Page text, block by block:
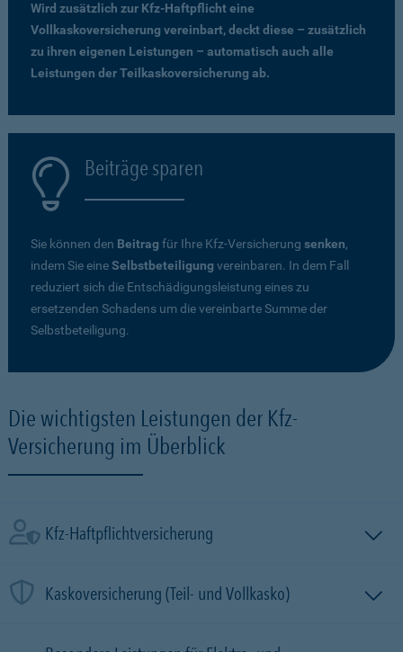
Wird zusätzlich zur Kfz-Haftpflicht eine
Vollkaskoversicherung vereinbart, deckt diese – zusätzlich
zu ihren eigenen Leistungen – automatisch auch alle
Leistungen der Teilkaskoversicherung ab.
Beiträge sparen
Sie können den Beitrag für Ihre Kfz-Versicherung senken,
indem Sie eineSelbstbeteiligung vereinbaren. In dem Fall
reduziert sich die Entschädigungsleistung eines zu
ersetzenden Schadens um die vereinbarte Summe der
Selbstbeteiligung.
Die wichtigsten Leistungen der Kfz-
Versicherung im Überblick
Kfz-Haftpflichtversicherung
Kaskoversicherung (Teil- und Vollkasko)